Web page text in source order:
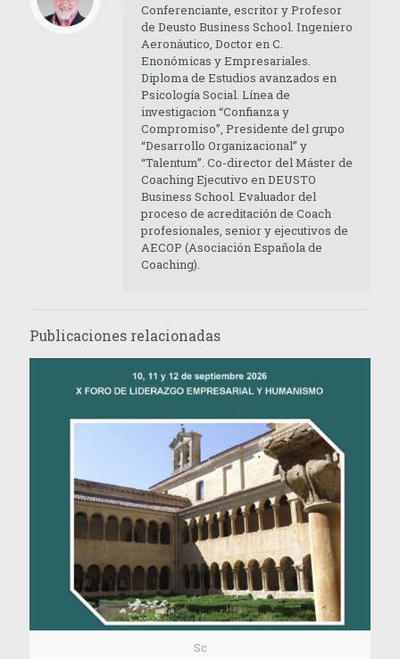
Conferenciante, escritor y Profesor
de Deusto Business School. Ingeniero
Aeronáutico, Doctor en C.
Enonómicas y Empresariales.
Diploma de Estudios avanzados en
Psicología Social. Línea de
investigacion “Confianza y
Compromiso”, Presidente del grupo
“Desarrollo Organizacional” y
“Talentum”. Co-director del Máster de
Coaching Ejecutivo en DEUSTO
Business School. Evaluador del
proceso de acreditación de Coach
profesionales, senior y ejecutivos de
AECOP (Asociación Española de
Coaching).
Publicaciones relacionadas
Sc